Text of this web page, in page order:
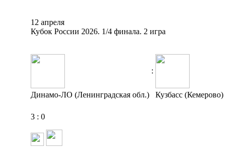
12 апреля
Кубок России 2026. 1/4 финала. 2 игра
:
Динамо-ЛО (Ленинградская обл.) Кузбасс (Кемерово)
3 : 0